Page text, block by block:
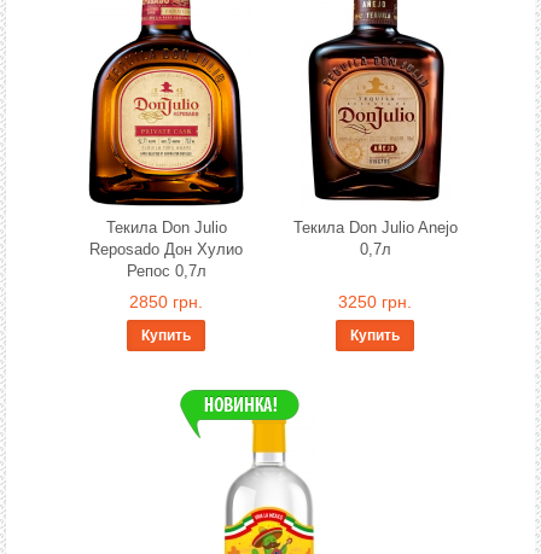
Текила Don Julio
Reposado Дон Хулио
Репос 0,7л
2850 грн.
Купить
Текила Don Julio Anejo
0,7л
3250 грн.
Купить